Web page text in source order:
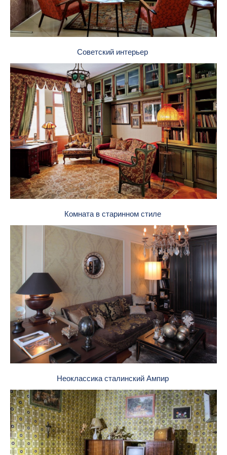
Советский интерьер
Комната в старинном стиле
Неоклассика сталинский Ампир